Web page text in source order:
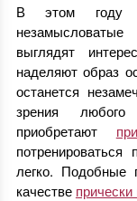
В этом году
выглядят
наделяют образ
останется
зрения
приобретают
легко. Подобные
качестве